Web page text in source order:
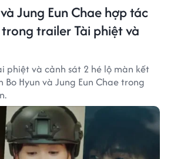
Jung Eun Chae hợp tác
trailer Tài phiệt và
phiệt và cảnh sát 2 hé lộ màn kết
Hyun và Jung Eun Chae trong